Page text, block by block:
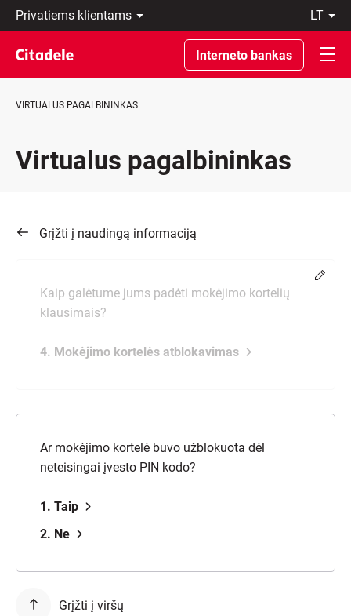
Privatiems
klientams
Verslo
klientams
Private
Apie
REWARDS
lt
LT
EN
Interneto bankas
VIRTUALUS PAGALBININKAS
Virtualus pagalbininkas
Grįžti į naudingą informaciją
Kaip galėtume jums padėti mokėjimo kortelių
klausimais?
4. Mokėjimo kortelės atblokavimas
Ar mokėjimo kortelė buvo užblokuota dėl
neteisingai įvesto PIN kodo?
1. Taip
2. Ne
Grįžti į viršų